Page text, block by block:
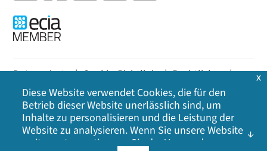
Datenschutz | Cookie-Richtlinie | Rechtliches |
Lageplan
©2026Digi International Inc. Alle Rechte
vorbehalten.
Diese Website verwendet Cookies, die für den
Betrieb dieser Website unerlässlich sind, um
Inhalte zu personalisieren und die Leistung der
Website zu analysieren. Wenn Sie unsere Website
weiter nutzen, stimmen Sie der Verwendung
x